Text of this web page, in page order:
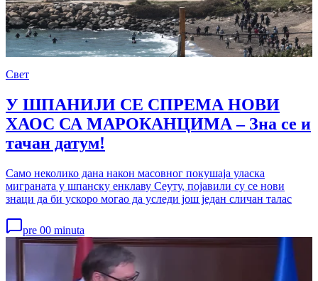
Свет
У ШПАНИЈИ СЕ СПРЕМА НОВИ
ХАОС СА МАРОКАНЦИМА – Зна се и
тачан датум!
Само неколико дана након масовног покушаја уласка
миграната у шпанску енклаву Сеуту, појавили су се нови
знаци да би ускоро могао да уследи још један сличан талас
pre 00 minuta